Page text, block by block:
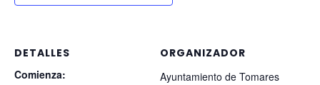
DETALLES
Comienza:
ORGANIZADOR
Ayuntamiento de Tomares